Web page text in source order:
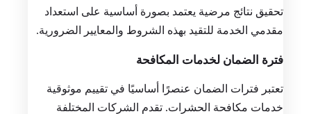
تحقيق نتائج مرضية يعتمد بصورة أساسية على استعداد
مقدمي الخدمة للتقيد بهذه الشروط والمعايير الضرورية.
فترة الضمان لخدمات المكافحة
تعتبر فترات الضمان عنصرًا أساسيًا في تقييم موثوقية
خدمات مكافحة الحشرات. تقدم الشركات المختلفة